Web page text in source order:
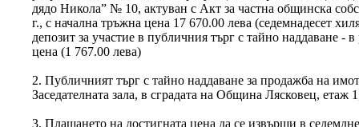
дядо Никола” № 10, актуван с Акт за частна общинска
г., с начална тръжна цена 17 670.00 лева (седемнадесет
депозит за участие в публичния търг с тайно наддаване -
цена (1 767.00 лева)
2. Публичният търг с тайно наддаване за продажба на
Заседателната зала, в сградата на Община Лясковец, етаж
3. Плащането на достигната цена да се извърши в